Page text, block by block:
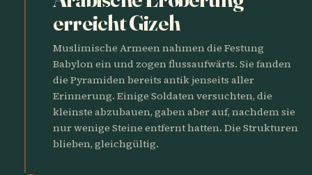
erreicht Gizeh
Muslimische Armeen nahmen die Festung
Babylon ein und zogen flussaufwärts. Sie fanden
die Pyramiden bereits antik jenseits aller
Erinnerung. Einige Soldaten versuchten, die
kleinste abzubauen, gaben aber auf, nachdem sie
nur wenige Steine entfernt hatten. Die Strukturen
blieben, gleichgültig.